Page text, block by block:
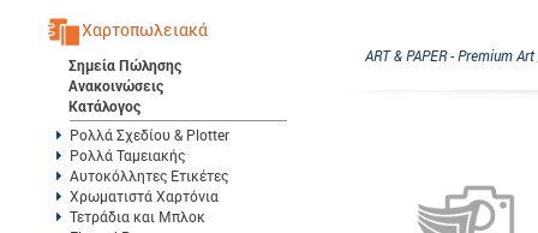
Χαρτοπωλειακά
Σημεία Πώλησης
Ανακοινώσεις
Κατάλογος
Ρολλά Σχεδίου & Plotter
Ρολλά Ταμειακής
Αυτοκόλλητες Ετικέτες
Χρωματιστά Χαρτόνια
Τετράδια και Μπλοκ
ART & PAPER - Premium